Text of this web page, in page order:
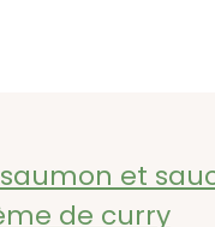
et
de curry